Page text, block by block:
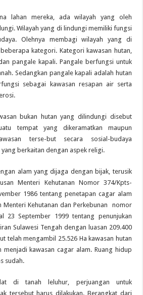
lahan mereka, ada wilayah yang oleh
Wilayah yang di lindungi memiliki fungsi
Olehnya membagi wilayah yang di
kategori. Kategori kawasan hutan,
pangale kapali. Pangale berfungsi untuk
Sedangkan pangale kapali adalah hutan
sebagai kawasan resapan air serta
bukan hutan yang dilindungi disebut
tempat yang dikeramatkan maupun
terse-but secara sosial-budaya
berkaitan dengan aspek religi.
alam yang dijaga dengan bijak, terusik
Menteri Kehutanan Nomor 374/Kpts-
1986 tentang penetapan cagar alam
Menteri Kehutanan dan Perkebunan nomor
23 September 1999 tentang penunjukan
Sulawesi Tengah dengan luasan 209.400
telah mengambil 25.526 Ha kawasan hutan
kawasan cagar alam. Ruang hidup
sudah.
di tanah leluhur, perjuangan untuk
tersebut harus dilakukan. Berangkat dari